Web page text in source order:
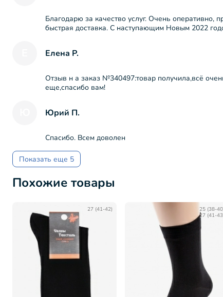
Благодарю за качество услуг. Очень
быстрая доставка. С наступающим Новым 2022
Елена Р.
Отзыв н а заказ №340497:товар получила,всё
еще,спасибо вам!
Юрий П.
Спасибо. Всем доволен
Показать еще 5
Похожие товары
27 (41-42)
25 (38-
27 (41-